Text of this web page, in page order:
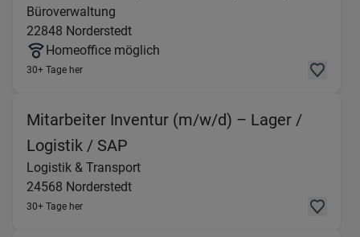
Büroverwaltung
22848 Norderstedt
Homeoffice möglich
30+ Tage her
Mitarbeiter Inventur (m/w/d) – Lager /
Logistik / SAP
Logistik & Transport
24568 Norderstedt
30+ Tage her